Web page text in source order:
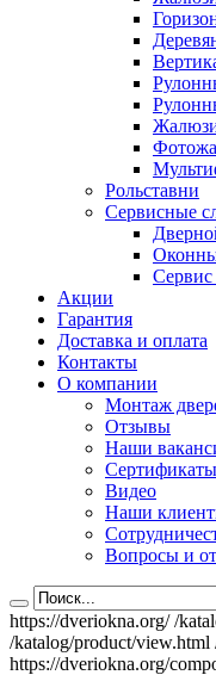
Рольставни
Сервисные
Сервис
Акции
Гарантия
Доставка и оплата
Контакты
О компании
Монтаж
Отзывы
Наши
Сертификаты
Видео
Наши
Вопросы и
https://dveriokna.org/ /
/katalog/product/view.html
https://dveriokna.org/